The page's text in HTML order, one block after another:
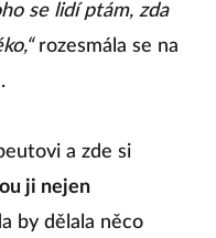
se lidí ptám, zda
rozesmála se na
a zde si
ji nejen
by dělala něco